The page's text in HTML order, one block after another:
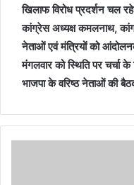
खिलाफ विरोध प्रदर्शन चल
कांग्रेस अध्यक्ष कमलनाथ,
नेताओं एवं मंत्रियों को
मंगलवार को स्थिति पर चर्चा
भाजपा के वरिष्ठ नेताओं की